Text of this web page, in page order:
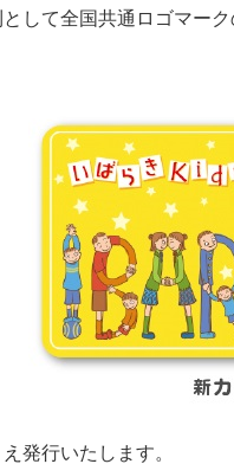
して全国共通ロゴマー
発行いたします。